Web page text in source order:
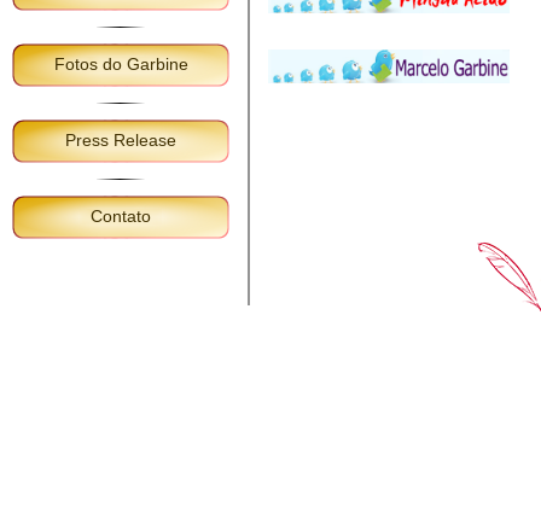
Fotos do Garbine
Press Release
Contato